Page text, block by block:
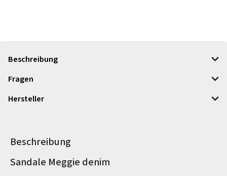
Beschreibung
Fragen
Hersteller
Beschreibung
Produktinformationen
Sandale Meggie denim